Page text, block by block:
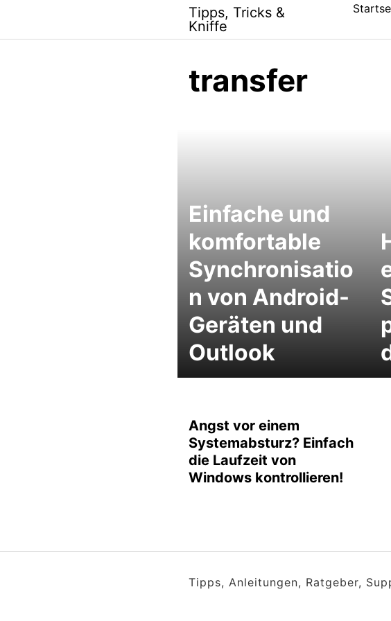
content
Tipps, Tricks &
Kniffe
transfer
Einfache und
komfortable
Synchronisatio
n von Android-
Geräten und
Outlook
Angst vor einem
Systemabsturz? Einfach
die Laufzeit von
Windows kontrollieren!
Tipps, Anleitungen, Ratgeber,